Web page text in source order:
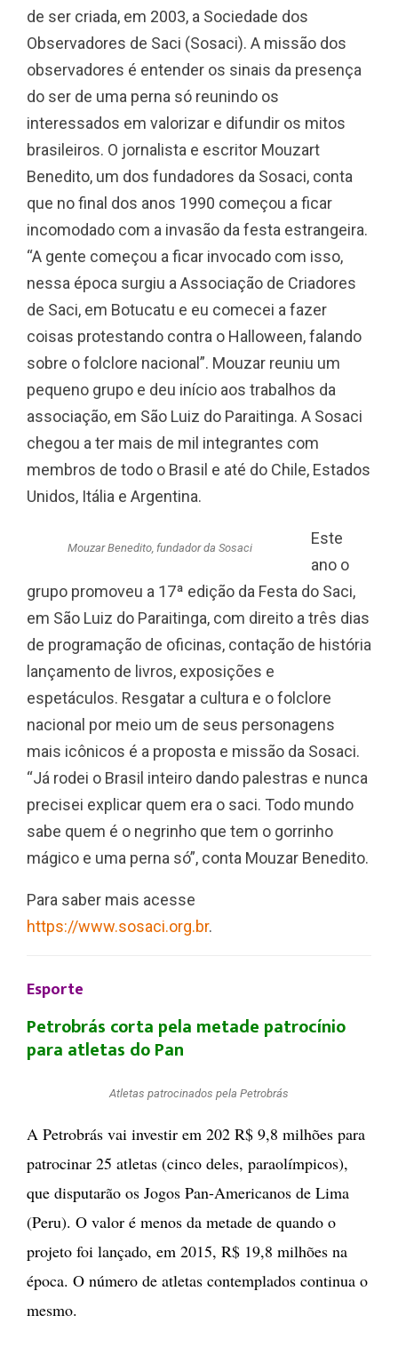
de ser criada, em 2003, a Sociedade dos
Observadores de Saci (Sosaci). A missão dos
observadores é entender os sinais da presença
do ser de uma perna só reunindo os
interessados em valorizar e difundir os mitos
brasileiros. O jornalista e escritor Mouzart
Benedito, um dos fundadores da Sosaci, conta
que no final dos anos 1990 começou a ficar
incomodado com a invasão da festa estrangeira.
“A gente começou a ficar invocado com isso,
nessa época surgiu a Associação de Criadores
de Saci, em Botucatu e eu comecei a fazer
coisas protestando contra o Halloween, falando
sobre o folclore nacional”. Mouzar reuniu um
pequeno grupo e deu início aos trabalhos da
associação, em São Luiz do Paraitinga. A Sosaci
chegou a ter mais de mil integrantes com
membros de todo o Brasil e até do Chile, Estados
Unidos, Itália e Argentina.
Mouzar Benedito, fundador da Sosaci
Este
ano o
grupo promoveu a 17ª edição da Festa do Saci,
em São Luiz do Paraitinga, com direito a três dias
de programação de oficinas, contação de história
lançamento de livros, exposições e
espetáculos. Resgatar a cultura e o folclore
nacional por meio um de seus personagens
mais icônicos é a proposta e missão da Sosaci.
“Já rodei o Brasil inteiro dando palestras e nunca
precisei explicar quem era o saci. Todo mundo
sabe quem é o negrinho que tem o gorrinho
mágico e uma perna só”, conta Mouzar Benedito.
Para saber mais acesse
https://www.sosaci.org.br.
Esporte
Petrobrás corta pela metade patrocínio
para atletas do Pan
Atletas patrocinados pela Petrobrás
A Petrobrás vai investir em 202 R$ 9,8 milhões para
patrocinar 25 atletas (cinco deles, paraolímpicos),
que disputarão os Jogos Pan-Americanos de Lima
(Peru). O valor é menos da metade de quando o
projeto foi lançado, em 2015, R$ 19,8 milhões na
época. O número de atletas contemplados continua o
mesmo.